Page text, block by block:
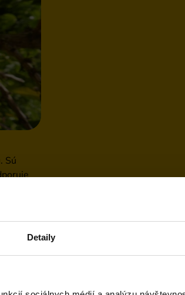
Detaily
Sú
oxid
kofeín,